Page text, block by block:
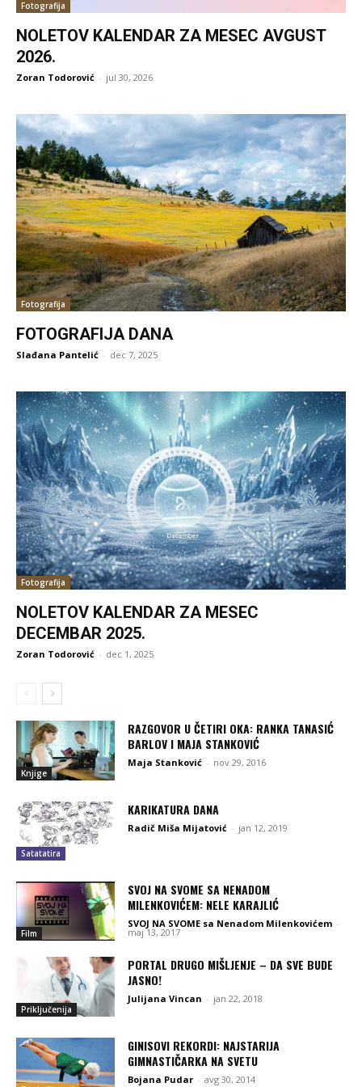
Fotografija
NOLETOV KALENDAR ZA MESEC AVGUST
2026.
Zoran Todorović - jul 30, 2026
Fotografija
FOTOGRAFIJA DANA
Slađana Pantelić - dec 7, 2025
Fotografija
NOLETOV KALENDAR ZA MESEC
DECEMBAR 2025.
Zoran Todorović - dec 1, 2025
Knjige
RAZGOVOR U ČETIRI OKA: RANKA TANASIĆ
BARLOV I MAJA STANKOVIĆ
Maja Stanković - nov 29, 2016
Satatatira
KARIKATURA DANA
Radič Miša Mijatović - jan 12, 2019
Film
SVOJ NA SVOME SA NENADOM
MILENKOVIĆEM: NELE KARAJLIĆ
SVOJ NA SVOME sa Nenadom Milenkovićem -
maj 13, 2017
Priključenija
PORTAL DRUGO MIŠLJENJE – DA SVE BUDE
JASNO!
Julijana Vincan - jan 22, 2018
GINISOVI REKORDI: NAJSTARIJA
GIMNASTIČARKA NA SVETU
Bojana Pudar - avg 30, 2014